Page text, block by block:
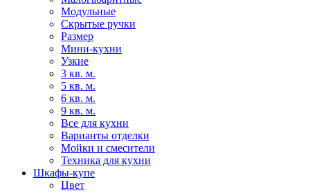
Модульные
Скрытые ручки
Размер
Мини-кухни
Узкие
3 кв. м.
5 кв. м.
6 кв. м.
9 кв. м.
Все для кухни
Варианты отделки
Мойки и смесители
Техника для кухни
Шкафы-купе
Цвет